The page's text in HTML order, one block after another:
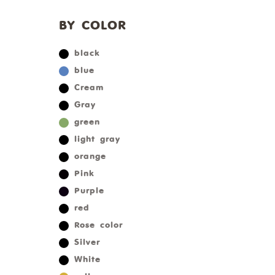
BY COLOR
black
blue
Cream
Gray
green
light gray
orange
Pink
Purple
red
Rose color
Silver
White